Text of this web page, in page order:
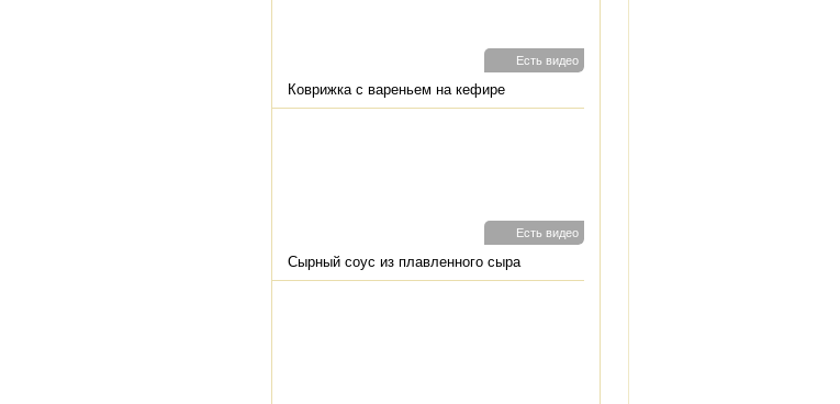
Есть видео
Коврижка с вареньем на кефире
Есть видео
Сырный соус из плавленного сыра